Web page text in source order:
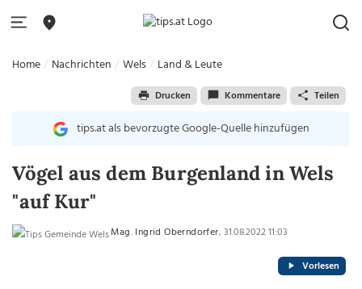
Home Nachrichten Wels Land & Leute
Drucken Kommentare Teilen
tips.at als bevorzugte Google-Quelle hinzufügen
Vögel aus dem Burgenland in Wels
"auf Kur"
Mag. Ingrid Oberndorfer, 31.08.2022 11:03
Vorlesen